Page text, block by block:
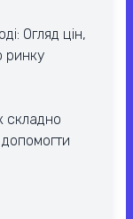
Огляд цін,
ринку
складно